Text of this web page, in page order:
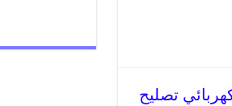
بنجرجي, كهربائي تصليح